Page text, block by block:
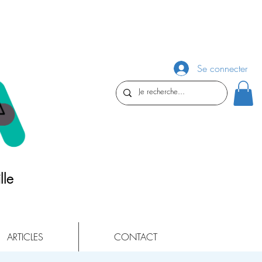
Se connecter
ARTICLES CONTACT